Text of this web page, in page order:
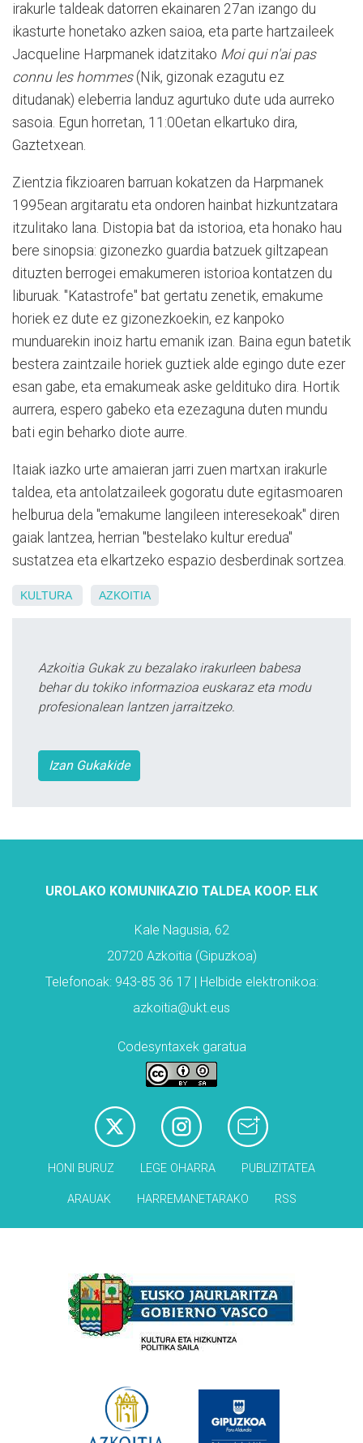
irakurle taldeak datorren ekainaren 27an izango du
ikasturte honetako azken saioa, eta parte hartzaileek
Jacqueline Harpmanek idatzitako Moi qui n'ai pas
connu les hommes(Nik, gizonak ezagutu ez
ditudanak) eleberria landuz agurtuko dute uda aurreko
sasoia. Egun horretan, 11:00etan elkartuko dira,
Gaztetxean.
Zientzia fikzioaren barruan kokatzen da Harpmanek
1995ean argitaratu eta ondoren hainbat hizkuntzatara
itzulitako lana. Distopia bat da istorioa, eta honako hau
bere sinopsia: gizonezko guardia batzuek giltzapean
dituzten berrogei emakumeren istorioa kontatzen du
liburuak. "Katastrofe" bat gertatu zenetik, emakume
horiek ez dute ez gizonezkoekin, ez kanpoko
munduarekin inoiz hartu emanik izan. Baina egun batetik
bestera zaintzaile horiek guztiek alde egingo dute ezer
esan gabe, eta emakumeak aske geldituko dira. Hortik
aurrera, espero gabeko eta ezezaguna duten mundu
bati egin beharko diote aurre.
Itaiak iazko urte amaieran jarri zuen martxan irakurle
taldea, eta antolatzaileek gogoratu dute egitasmoaren
helburua dela "emakume langileen interesekoak" diren
gaiak lantzea, herrian "bestelako kultur eredua"
sustatzea eta elkartzeko espazio desberdinak sortzea.
KULTURA AZKOITIA
Azkoitia Gukak zu bezalako irakurleen babesa
behar du tokiko informazioa euskaraz eta modu
profesionalean lantzen jarraitzeko.
Izan Gukakide
UROLAKO KOMUNIKAZIO TALDEA KOOP. ELK
Kale Nagusia, 62
20720 Azkoitia (Gipuzkoa)
Telefonoak: 943-85 36 17 | Helbide elektronikoa:
azkoitia@ukt.eus
Codesyntaxek garatua
HONI BURUZ LEGE OHARRA PUBLIZITATEA
ARAUAK HARREMANETARAKO RSS